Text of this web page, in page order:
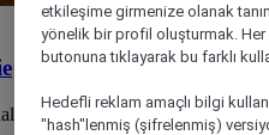
bedding
etkileşime girmenize olanak
yönelik bir profil oluşturmak.
butonuna tıklayarak bu farklı
Hedefli reklam amaçlı bilgi
"hash"lenmiş (şifrelenmiş)